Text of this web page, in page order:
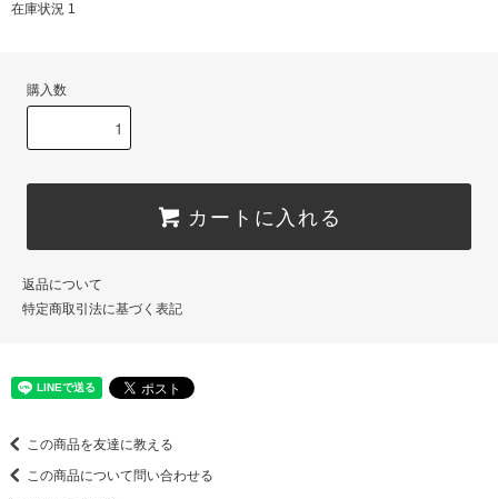
在庫状況 1
購入数
カートに入れる
返品について
特定商取引法に基づく表記
この商品を友達に教える
この商品について問い合わせる